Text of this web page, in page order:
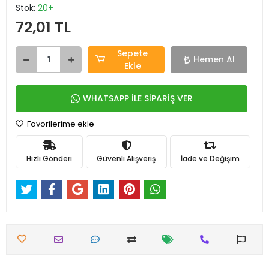
Stok: 20+
72,01 TL
Sepete
Ekle
Hemen Al
WHATSAPP İLE SİPARİŞ VER
Favorilerime ekle
Hızlı Gönderi Güvenli Alışveriş İade ve Değişim